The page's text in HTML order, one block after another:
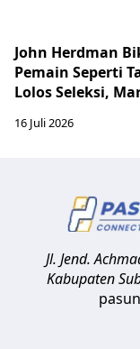
John Herdman
Pemain Seperti
Lolos Seleksi,
16 Juli 2026
Jl. Jend.
Kabupaten